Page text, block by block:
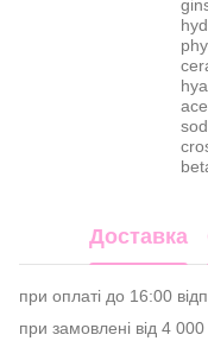
Доставка
при оплаті до 16:00
при замовлені від 4